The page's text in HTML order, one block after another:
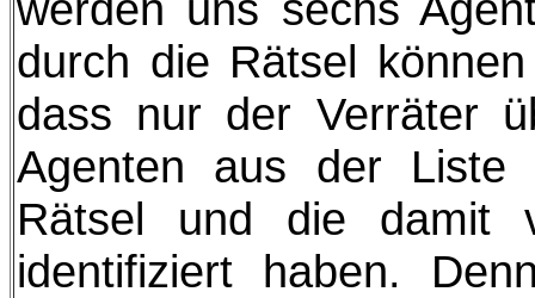
durch die Rätsel
dass nur der Verräter
Agenten aus der Liste
Rätsel und die damit
identifiziert haben.